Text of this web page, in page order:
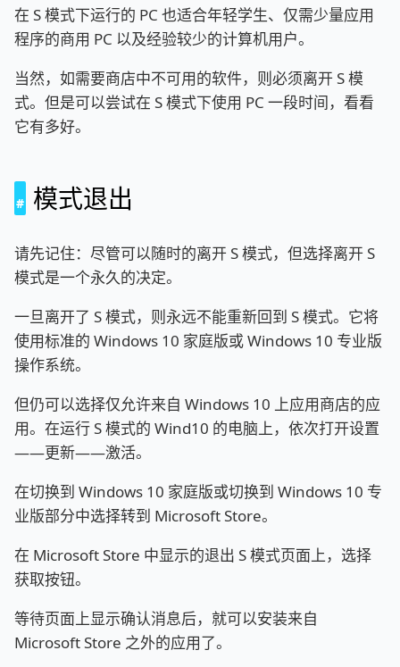
在 S 模式下运行的 PC 也适合年轻学生、仅需少量应用
程序的商用 PC 以及经验较少的计算机用户。
当然，如需要商店中不可用的软件，则必须离开 S 模
式。但是可以尝试在 S 模式下使用 PC 一段时间，看看
它有多好。
模式退出
请先记住：尽管可以随时的离开 S 模式，但选择离开 S
模式是一个永久的决定。
一旦离开了 S 模式，则永远不能重新回到 S 模式。它将
使用标准的 Windows 10 家庭版或 Windows 10 专业版
操作系统。
但仍可以选择仅允许来自 Windows 10 上应用商店的应
用。在运行 S 模式的 Wind10 的电脑上，依次打开设置
——更新——激活。
在切换到 Windows 10 家庭版或切换到 Windows 10 专
业版部分中选择转到 Microsoft Store。
在 Microsoft Store 中显示的退出 S 模式页面上，选择
获取按钮。
等待页面上显示确认消息后，就可以安装来自
Microsoft Store 之外的应用了。